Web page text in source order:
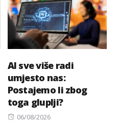
AI sve više radi
umjesto nas:
Postajemo li zbog
toga gluplji?
Posted
06/08/2026